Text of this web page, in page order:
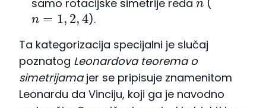
samo rotacijske simetrije reda
(
n=1,2 ,4
).
Ta kategorizacija specijalni je slučaj
poznatog Leonardova teorema o
simetrijamajer se pripisuje znamenitom
Leonardu da Vinciju, koji ga je navodno